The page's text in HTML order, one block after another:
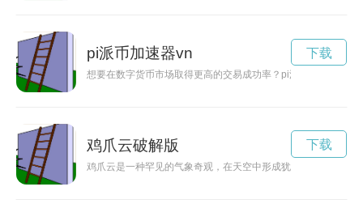
pi派币加速器vn
想要在数字货币市场取得更高的交易成功率？pi派币加速器为
下载
鸡爪云破解版
鸡爪云是一种罕见的气象奇观，在天空中形成犹如鸡爪般的云
下载